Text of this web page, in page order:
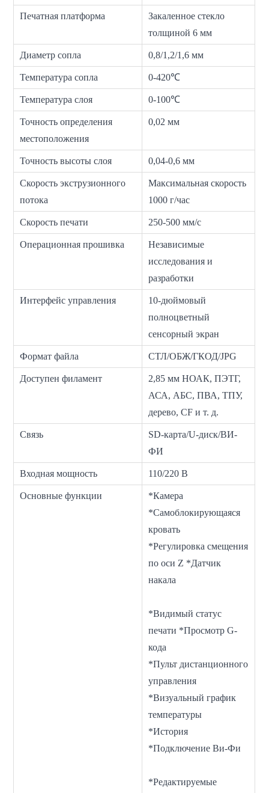
Печатная платформа
Закаленное стекло
толщиной 6 мм
Диаметр сопла 0,8/1,2/1,6 мм
Температура сопла 0-420℃
Температура слоя 0-100℃
Точность определения
местоположения
0,02 мм
Точность высоты слоя 0,04-0,6 мм
Скорость экструзионного
потока
Максимальная скорость
1000 г/час
Скорость печати 250-500 мм/с
Операционная прошивка
Независимые
исследования и
разработки
Интерфейс управления
10-дюймовый
полноцветный
сенсорный экран
Формат файла СТЛ/ОБЖ/ГКОД/JPG
Доступен филамент
2,85 мм НОАК, ПЭТГ,
АСА, АБС, ПВА, ТПУ,
дерево, CF и т. д.
Связь
SD-карта/U-диск/ВИ-
ФИ
Входная мощность 110/220 В
Основные функции
*Камера
*Самоблокирующаяся
кровать
*Регулировка смещения
по оси Z *Датчик
накала
*Видимый статус
печати *Просмотр G-
кода
*Пульт дистанционного
управления
*Визуальный график
температуры
*История
*Подключение Ви-Фи
*Редактируемые